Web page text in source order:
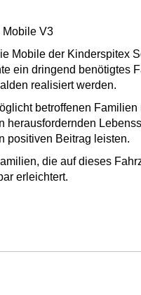
Mobile der Kinderspitex
ein dringend benötigtes
realisiert werden.
betroffenen
herausfordernden
positiven Beitrag leisten.
die auf dieses
erleichtert.